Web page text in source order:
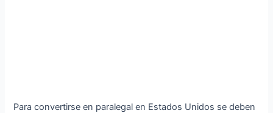
Para convertirse en paralegal en Estados Unidos se deben